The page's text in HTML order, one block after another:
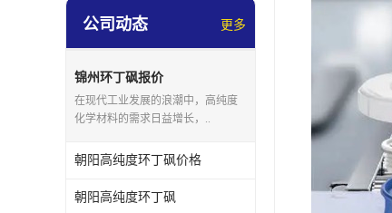
公司动态 更多
锦州环丁砜报价
在现代工业发展的浪潮中，高纯度
化学材料的需求日益增长，..
朝阳高纯度环丁砜价格
朝阳高纯度环丁砜